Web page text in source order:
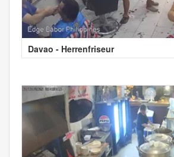
Davao - Herrenfriseur